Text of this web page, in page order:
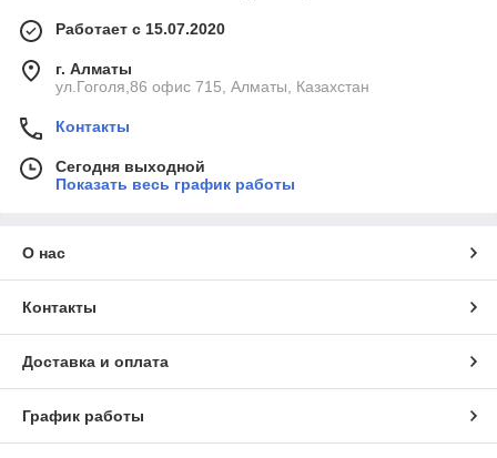
Работает с 15.07.2020
г. Алматы
ул.Гоголя,86 офис 715, Алматы, Казахстан
Контакты
Сегодня выходной
Показать весь график работы
О нас
Контакты
Доставка и оплата
График работы